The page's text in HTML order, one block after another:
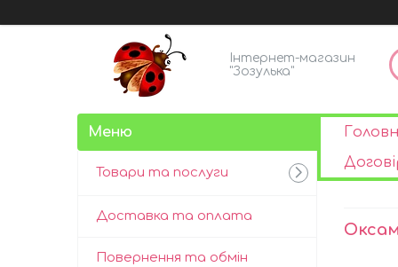
Інтернет-магазин
"Зозулька"
Товари та послуги
Доставка та оплата
Повернення та обмін